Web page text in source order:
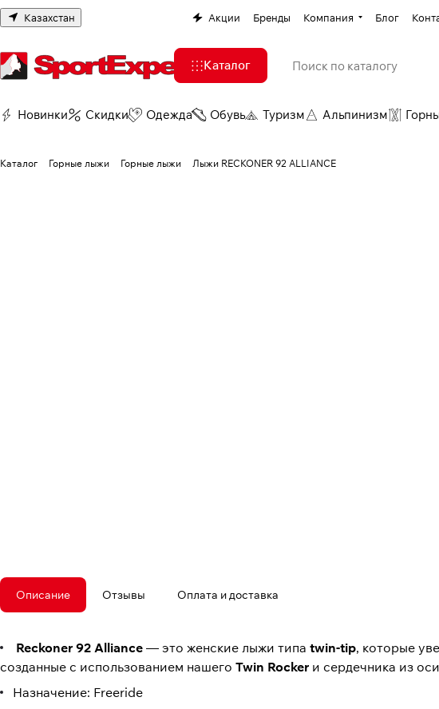
Казахстан Акции Бренды Компания Блог
Каталог
Новинки Скидки Одежда Обувь Туризм Альпинизм
Каталог Горные лыжи Горные лыжи Лыжи RECKONER 92 ALLIANCE
Описание Отзывы Оплата и доставка
Reckoner 92 Alliance — это женские лыжи типа twin-tip, которые
созданные с использованием нашего Twin Rocker и сердечника из
Назначение: Freeride